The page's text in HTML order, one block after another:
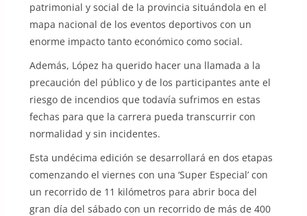
patrimonial y social de la provincia situándola en el
mapa nacional de los eventos deportivos con un
enorme impacto tanto económico como social.
Además, López ha querido hacer una llamada a la
precaución del público y de los participantes ante el
riesgo de incendios que todavía sufrimos en estas
fechas para que la carrera pueda transcurrir con
normalidad y sin incidentes.
Esta undécima edición se desarrollará en dos etapas
comenzando el viernes con una ‘Super Especial’ con
un recorrido de 11 kilómetros para abrir boca del
gran día del sábado con un recorrido de más de 400